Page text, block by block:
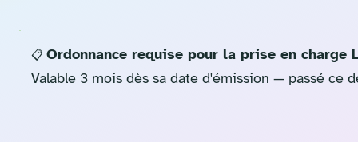
📋 Ordonnance requise pour la prise en charge
Valable 3 mois dès sa date d'émission — passé ce